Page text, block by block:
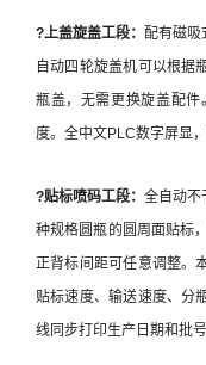
?上盖旋盖工段： 配有磁吸
自动四轮旋盖机可以根据
瓶盖，无需更换旋盖配
度。全中文PLC数字屏显
?贴标喷码工段： 全自动不
种规格圆瓶的圆周面贴标
正背标间距可任意调整。
贴标速度、输送速度、分
线同步打印生产日期和批